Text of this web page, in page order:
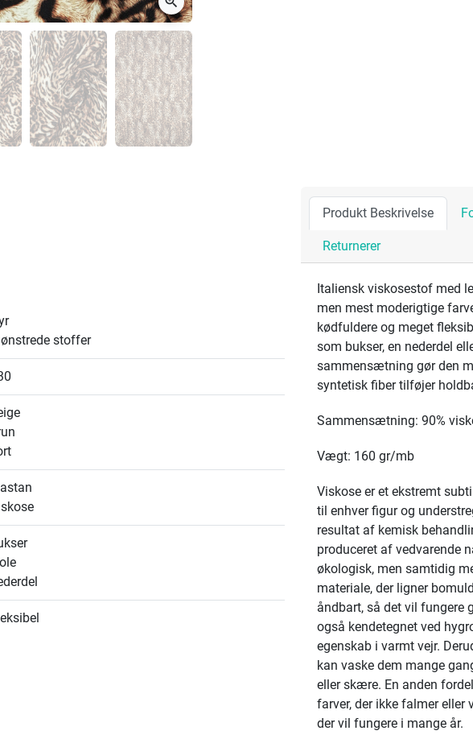
stoffer
Produkt Beskrivelse
Returnerer
Italiensk viskosestof med
men mest moderigtige
kødfuldere og meget
som bukser, en nederdel
sammensætning gør den
syntetisk fiber tilføjer
Sammensætning: 90%
Vægt: 160 gr/mb
Viskose er et ekstremt
til enhver figur og
resultat af kemisk
produceret af vedvarende
økologisk, men samtidig
materiale, der ligner
åndbart, så det vil fungere
også kendetegnet ved
egenskab i varmt vejr.
kan vaske dem mange
eller skære. En anden
farver, der ikke falmer eller
der vil fungere i mange år.